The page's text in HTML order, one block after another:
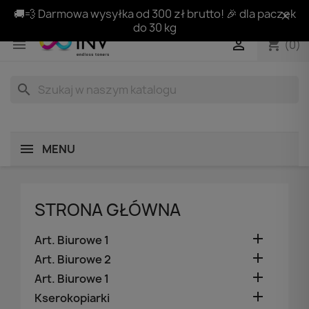
🚚💨 Darmowa wysyłka od 300 zł brutto! 🎉 dla paczek
do 30 kg
 shopping_cart(0)

search
MENU
STRONA GŁÓWNA
Art. Biurowe 1 
Art. Biurowe 2 
Art. Biurowe 1 
Kserokopiarki 